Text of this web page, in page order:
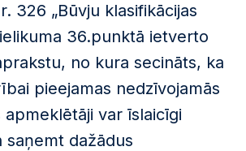
326 „Būvju klasifikācijas
36.punktā ietverto
no kura secināts, ka
pieejamas nedzīvojamās
var īslaicīgi
saņemt dažādus